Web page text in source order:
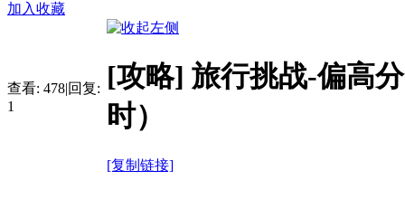
加入收藏
查看: 478|回复:
1
[攻略] 旅行挑战-偏高
时）
[复制链接]